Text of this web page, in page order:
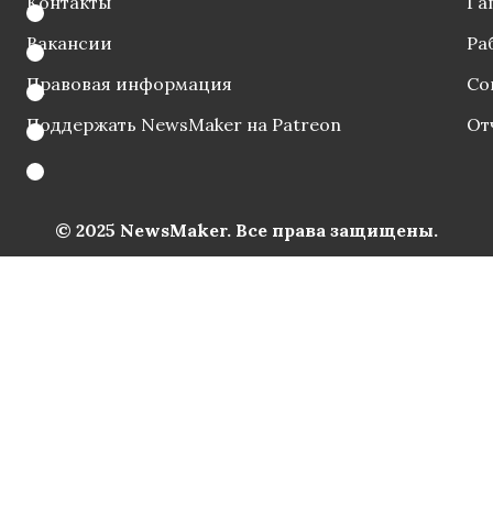
Вакансии
Правовая информация
Поддержать NewsMaker на Patreon
© 2025 NewsMaker. Все права защищены.